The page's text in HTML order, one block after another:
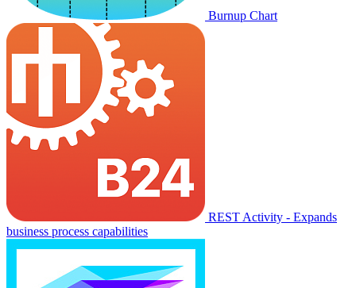
Burnup Chart
REST Activity - Expands
business process capabilities